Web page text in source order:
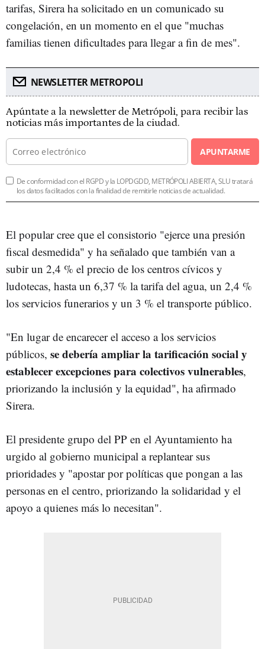
tarifas, Sirera ha solicitado en un comunicado su
congelación, en un momento en el que "muchas
familias tienen dificultades para llegar a fin de mes".
NEWSLETTER METROPOLI
Apúntate a la newsletter de Metrópoli, para recibir las
noticias más importantes de la ciudad.
APUNTARME
De conformidad con el RGPD y la LOPDGDD, METRÓPOLI ABIERTA, SLU tratará
los datos facilitados con la finalidad de remitirle noticias de actualidad.
El popular cree que el consistorio "ejerce una presión
fiscal desmedida" y ha señalado que también van a
subir un 2,4 % el precio de los centros cívicos y
ludotecas, hasta un 6,37 % la tarifa del agua, un 2,4 %
los servicios funerarios y un 3 % el transporte público.
"En lugar de encarecer el acceso a los servicios
públicos, se debería ampliar la tarificación social y
establecer excepciones para colectivos vulnerables,
priorizando la inclusión y la equidad", ha afirmado
Sirera.
El presidente grupo del PP en el Ayuntamiento ha
urgido al gobierno municipal a replantear sus
prioridades y "apostar por políticas que pongan a las
personas en el centro, priorizando la solidaridad y el
apoyo a quienes más lo necesitan".